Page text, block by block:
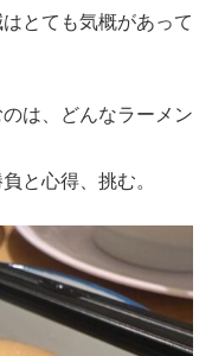
とても気概があって
は、どんなラーメン
と心得、挑む。